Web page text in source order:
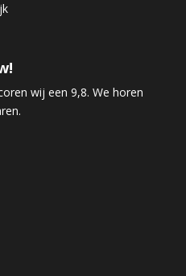
wij een 9,8. We horen